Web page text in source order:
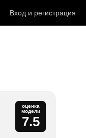
Вход и регистрация
оценка
модели
7.5